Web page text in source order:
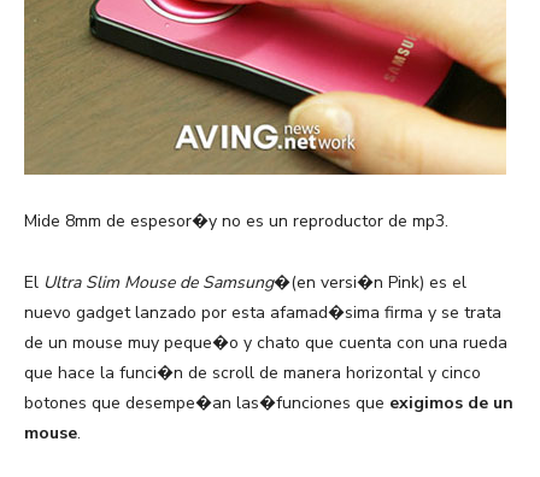
Mide 8mm de espesor�y no es un reproductor de mp3.
El Ultra Slim Mouse de Samsung�(en versi�n Pink) es el
nuevo gadget lanzado por esta afamad�sima firma y se trata
de un mouse muy peque�o y chato que cuenta con una rueda
que hace la funci�n de scroll de manera horizontal y cinco
botones que desempe�an las�funciones que exigimos de un
mouse.